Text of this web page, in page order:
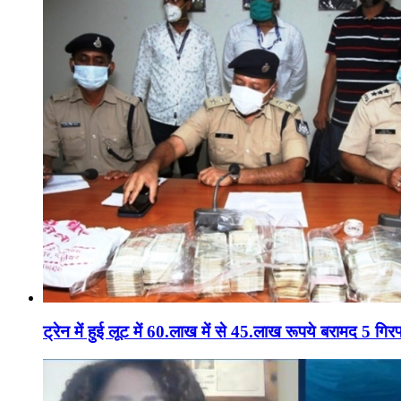
ट्रेन में हुई लूट में 60.लाख में से 45.लाख रूपये बरामद 5